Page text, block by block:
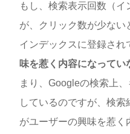
もし、検索表示回数（
が、クリック数が少な
インデックスに登録され
味を惹く内容になってい
まり、Googleの検索上
しているのですが、検
がユーザーの興味を惹